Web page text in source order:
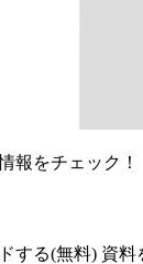
報をチェック！
する(無料) 資料